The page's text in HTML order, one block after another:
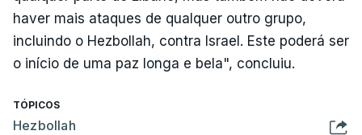
haver mais ataques de qualquer outro grupo,
incluindo o Hezbollah, contra Israel. Este poderá ser
o início de uma paz longa e bela", concluiu.
TÓPICOS
Hezbollah